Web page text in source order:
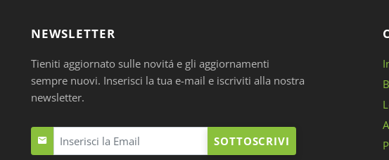
NEWSLETTER
Tieniti aggiornato sulle novitá e gli aggiornamenti
sempre nuovi. Inserisci la tua e-mail e iscriviti alla nostra
newsletter.
SOTTOSCRIVI